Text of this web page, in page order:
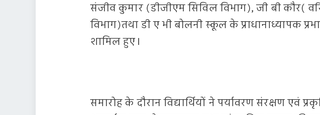
संजीव कुमार (डीजीएम सिविल विभाग), जी बी कौर(
विभाग)तथा डी ए भी बोलनी स्कूल के प्राधानाध्यापक
शामिल हुए।
समारोह के दौरान विद्यार्थियों ने पर्यावरण संरक्षण एवं